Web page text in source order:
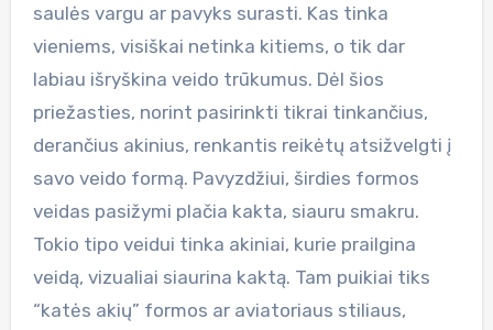
saulės vargu ar pavyks surasti. Kas tinka
vieniems, visiškai netinka kitiems, o tik dar
labiau išryškina veido trūkumus. Dėl šios
priežasties, norint pasirinkti tikrai tinkančius,
derančius akinius, renkantis reikėtų atsižvelgti į
savo veido formą. Pavyzdžiui, širdies formos
veidas pasižymi plačia kakta, siauru smakru.
Tokio tipo veidui tinka akiniai, kurie prailgina
veidą, vizualiai siaurina kaktą. Tam puikiai tiks
“katės akių” formos ar aviatoriaus stiliaus,